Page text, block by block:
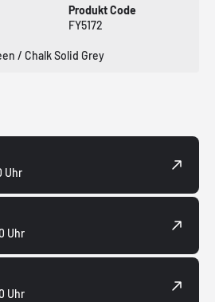
Produkt Code
FY5172
/ Chalk Solid Grey
Uhr
Uhr
Uhr